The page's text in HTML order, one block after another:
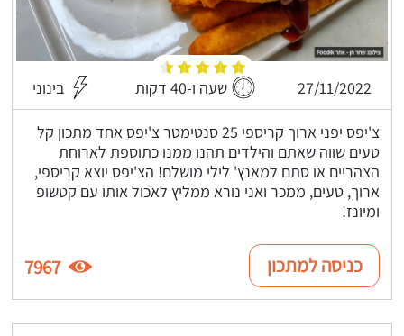
27/11/2022 שעה ו-40 דקות בינוני
צ'יפס יפני ארוך קריספי 25 סנטימטר צ'יפס אחד מתכון קל
טעים שווה שאתם והילדים תהנו ממנו כתוספת לארוחת
הצהריים או סתם למאנץ' לילי מושלם! הצ'יפס יוצא קריספי,
ארוך, טעים, ממכר ואני נורא ממליץ לאכול אותו עם קטשופ
ומיונז!
כניסה למתכון 7967